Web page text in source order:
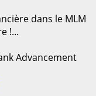
dans le MLM
!...